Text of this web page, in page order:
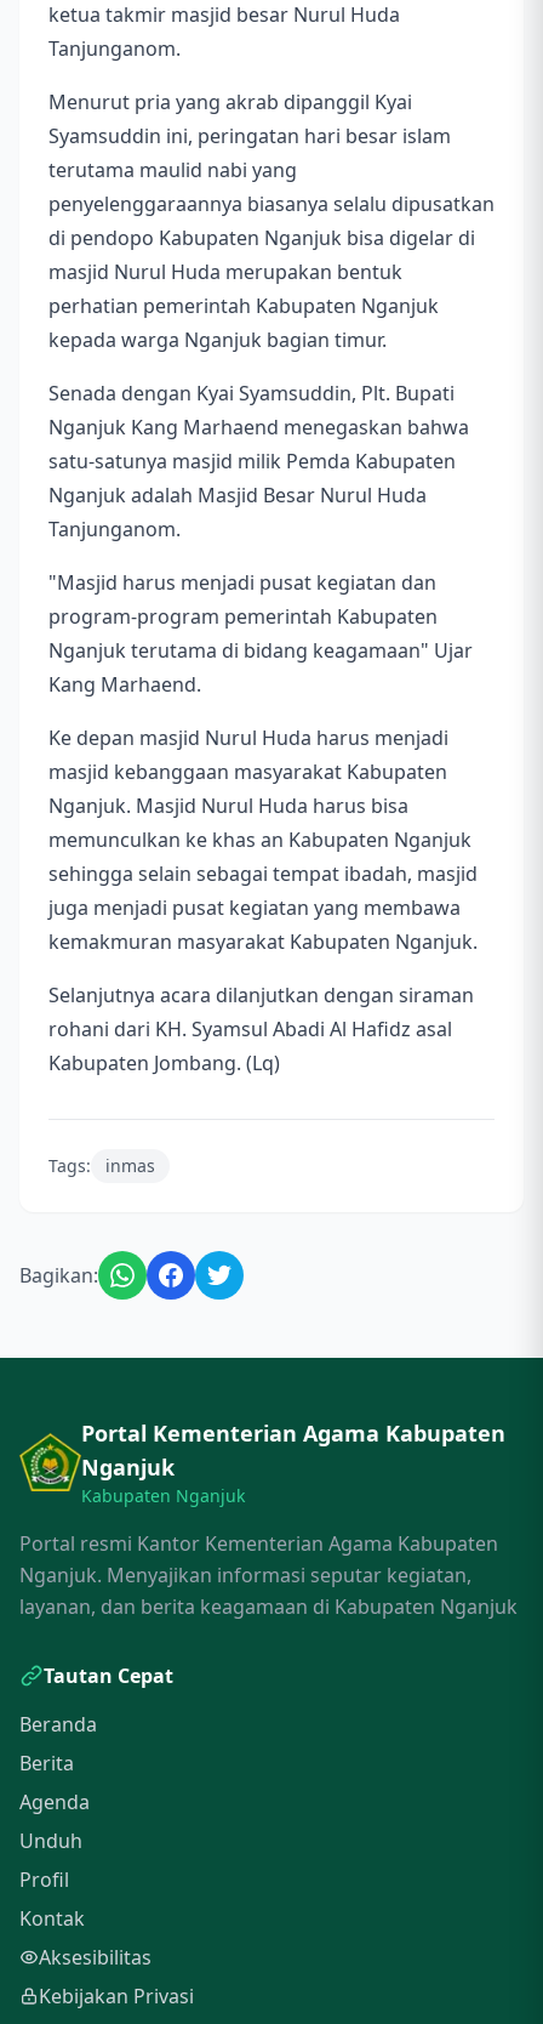
ketua takmir masjid besar Nurul Huda
Tanjunganom.
Menurut pria yang akrab dipanggil Kyai
Syamsuddin ini, peringatan hari besar islam
terutama maulid nabi yang
penyelenggaraannya biasanya selalu dipusatkan
di pendopo Kabupaten Nganjuk bisa digelar di
masjid Nurul Huda merupakan bentuk
perhatian pemerintah Kabupaten Nganjuk
kepada warga Nganjuk bagian timur.
Senada dengan Kyai Syamsuddin, Plt. Bupati
Nganjuk Kang Marhaend menegaskan bahwa
satu-satunya masjid milik Pemda Kabupaten
Nganjuk adalah Masjid Besar Nurul Huda
Tanjunganom.
"Masjid harus menjadi pusat kegiatan dan
program-program pemerintah Kabupaten
Nganjuk terutama di bidang keagamaan" Ujar
Kang Marhaend.
Ke depan masjid Nurul Huda harus menjadi
masjid kebanggaan masyarakat Kabupaten
Nganjuk. Masjid Nurul Huda harus bisa
memunculkan ke khas an Kabupaten Nganjuk
sehingga selain sebagai tempat ibadah, masjid
juga menjadi pusat kegiatan yang membawa
kemakmuran masyarakat Kabupaten Nganjuk.
Selanjutnya acara dilanjutkan dengan siraman
rohani dari KH. Syamsul Abadi Al Hafidz asal
Kabupaten Jombang. (Lq)
Tags: inmas
Bagikan:
Portal Kementerian Agama Kabupaten
Nganjuk
Kabupaten Nganjuk
Portal resmi Kantor Kementerian Agama Kabupaten
Nganjuk. Menyajikan informasi seputar kegiatan,
layanan, dan berita keagamaan di Kabupaten Nganjuk
Tautan Cepat
Beranda
Berita
Agenda
Unduh
Profil
Kontak
Aksesibilitas
Kebijakan Privasi